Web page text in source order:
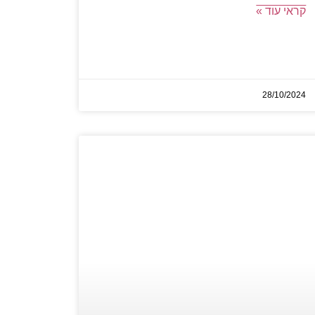
קראי עוד »
28/10/2024